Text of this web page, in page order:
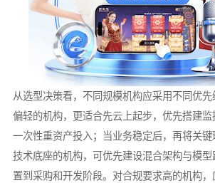
从选型决策看，不同规模机构应采用不同优
偏轻的机构，更适合先云上起步，优先搭建
一次性重资产投入；当业务稳定后，再将关
技术底座的机构，可优先建设混合架构与模
置到采购和开发阶段。对合规要求高的机构